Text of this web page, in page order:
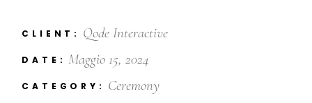
CLIENT: Qode Interactive
DATE: Maggio 15, 2024
CATEGORY: Ceremony